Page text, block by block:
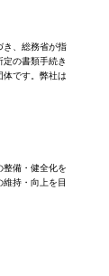
き、総務省が指
の書類手続き
体です。弊社は
整備・健全化を
持・向上を目